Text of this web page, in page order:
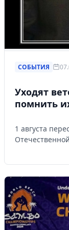
СОБЫТИЯ
Уходят
помнить
1 августа